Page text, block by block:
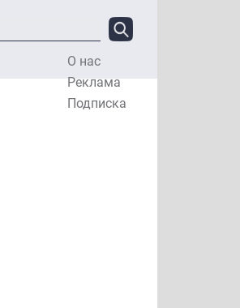
О нас
Реклама
Подписка